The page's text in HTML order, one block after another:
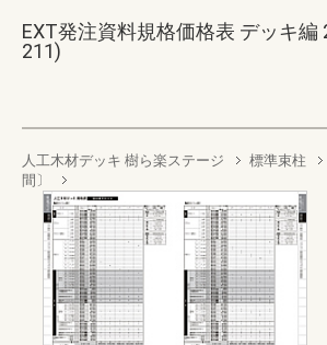
EXT発注資料規格価格表 デッキ編
211)
人工木材デッキ 樹ら楽ステージ 標準束柱
間〕